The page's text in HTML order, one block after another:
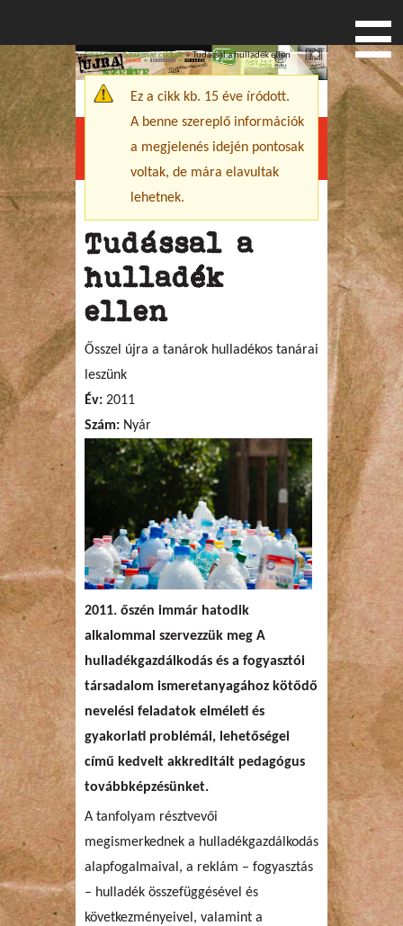
Menu
Jelenlegi hely
Főoldal»Szakmai cikkek» Tudással a hulladék ellen
Figyelmeztető üzenet
Ez a cikk kb. 15 éve íródott.
A benne szereplő információk
a megjelenés idején pontosak
voltak, de mára elavultak
lehetnek.
Tudással a
hulladék
ellen
Ősszel újra a tanárok hulladékos tanárai
leszünk
Év: 2011
Szám: Nyár
2011. őszén immár hatodik
alkalommal szervezzük meg A
hulladékgazdálkodás és a fogyasztói
társadalom ismeretanyagához kötődő
nevelési feladatok elméleti és
gyakorlati problémái, lehetőségei
című kedvelt akkreditált pedagógus
továbbképzésünket.
A tanfolyam résztvevői
megismerkednek a hulladékgazdálkodás
alapfogalmaival, a reklám – fogyasztás
– hulladék összefüggésével és
következményeivel, valamint a